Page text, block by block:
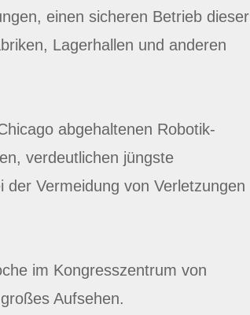
einen sicheren Betrieb dieser
Lagerhallen und anderen
abgehaltenen Robotik-
verdeutlichen jüngste
Vermeidung von Verletzungen
im Kongresszentrum von
Aufsehen.